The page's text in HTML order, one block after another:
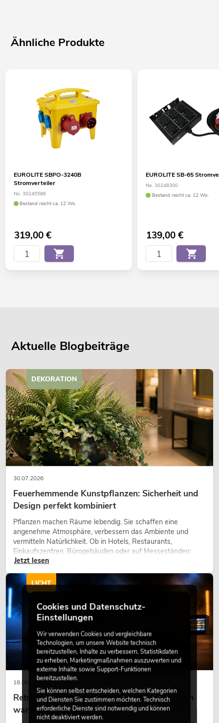
Ähnliche Produkte
EUROLITE SBPO-3240B
Stromverteiler
No. 30245586
Bestand reicht ca. 12 Wo.
319,00€
EUROLITE SB-65
No. 30248300
Bestand reicht ca. 12 Wo.
139,00€
Aktuelle Blogbeiträge
30.07.2026
Feuerhemmende Kunstpflanzen: Sicherheit und
Design perfekt kombiniert
Pflanzen machen Räume lebendig. Sie schaffen eine
angenehme Atmosphäre, verbessern das Ambiente und
vermitteln Natürlichkeit. Ob in Hotels, Restaurants,
Einkaufszentren, Bürogebäuden oder auf Messeständen:
eine hochwertige Begrünung gehört heute längst zum
modernen Raumkonzept.
Jetzt lesen
DEKORATION
18.06.2026
Retro-Licht im modernen Lichtdesign: Warum
warmes Licht wieder wirkt
LICHT
Cookies und Datenschutz-
Einstellungen
Wir verwenden Cookies und vergleichbare
Technologien, um unsere Website technisch
bereitzustellen, Inhalte zu verbessern, Statistikdaten
zu erheben, Marketingmaßnahmen auszuwerten und
externe Inhalte sowie Support-Funktionen
bereitzustellen.
Sie können selbst entscheiden, welchen Kategorien
und Diensten Sie zustimmen möchten. Technisch
erforderliche Dienste sind notwendig und können
nicht deaktiviert werden.